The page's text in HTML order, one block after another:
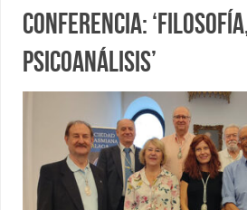
Conferencia:
psicoanálisis’